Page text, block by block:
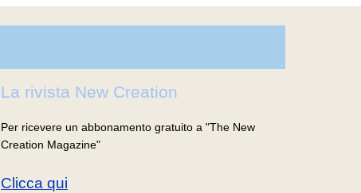
La rivista New Creation
Per ricevere un abbonamento gratuito a "The New
Creation Magazine"
Clicca qui